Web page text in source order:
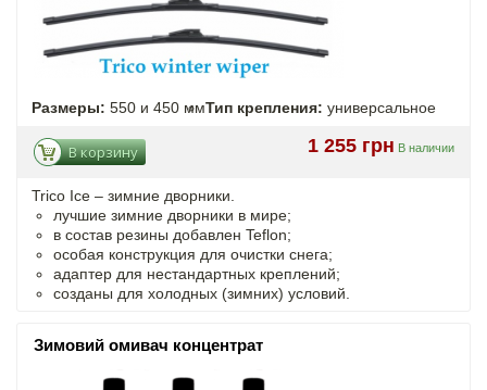
Размеры: 550 и 450 ммТип крепления: универсальное
1 255 грн В наличии
В корзину
Trico Ice – зимние дворники.
лучшие зимние дворники в мире;
в состав резины добавлен Teflon;
особая конструкция для очистки снега;
адаптер для нестандартных креплений;
созданы для холодных (зимних) условий.
Зимовий омивач концентрат